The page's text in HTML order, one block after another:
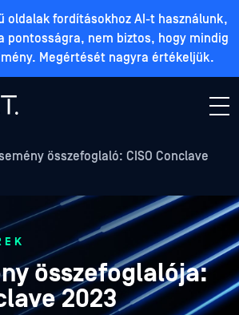
oldalak fordításokhoz AI-t használunk,
pontosságra, nem biztos, hogy mindig
Megértését nagyra értékeljük.
összefoglaló: CISO Conclave
összefoglalója:
2023